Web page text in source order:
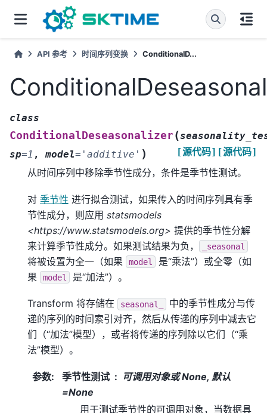
API 参考 时间序列变换 ConditionalD...
class
ConditionalDeseasonalizer(
sp=1 ,model= 'additive' ) [源代码]
[源代码]
从时间序列中移除季节性成分，条件是季节性测试。
对 季节性 进行拟合测试，如果传入的时间序列具有季
节性成分，则应用 statsmodels
<https://www.statsmodels.org> 提供的季节性分解
来计算季节性成分。如果测试结果为负，
_seasonal
将被设置为全一（如果 model
是“乘法”）或全零（如
果
model 是“加法”）。
Transform 将存储在 seasonal_
中的季节性成分与传
递的序列的时间索引对齐，然后从传递的序列中减去它
们（“加法”模型），或者将传递的序列除以它们（“乘
法”模型）。
参数: 季节性测试
可调用对象或 None, 默认
=None
用于测试季节性的可调用对象，当数据具